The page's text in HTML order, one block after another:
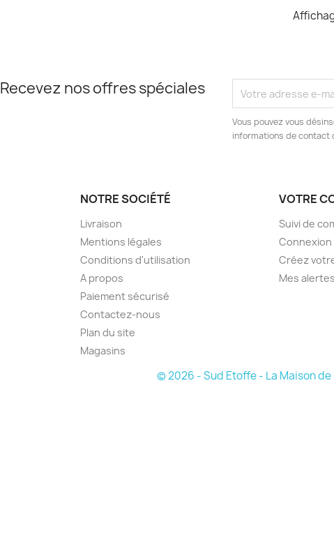
Recevez nos offres spéciales
Vous pouvez vous
informations de contact
NOTRE SOCIÉTÉ
Livraison
Mentions légales
Conditions d'utilisation
A propos
Paiement sécurisé
Contactez-nous
Plan du site
Magasins
VOTRE
Suivi de
Connexion
Créez
Mes alertes
© 2026 - Sud Etoffe - La Maison de